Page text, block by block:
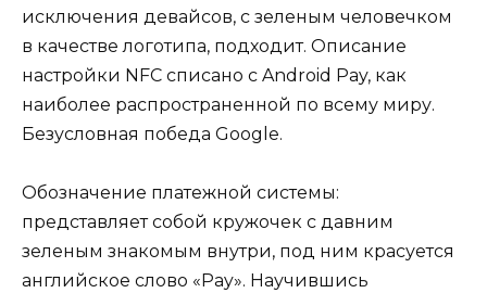
исключения девайсов, с зеленым человечком
в качестве логотипа, подходит. Описание
настройки NFC списано с Android Pay, как
наиболее распространенной по всему миру.
Безусловная победа Google.
Обозначение платежной системы:
представляет собой кружочек с давним
зеленым знакомым внутри, под ним красуется
английское слово «Pay». Научившись